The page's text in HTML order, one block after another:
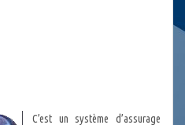
C’est un système d’assurage